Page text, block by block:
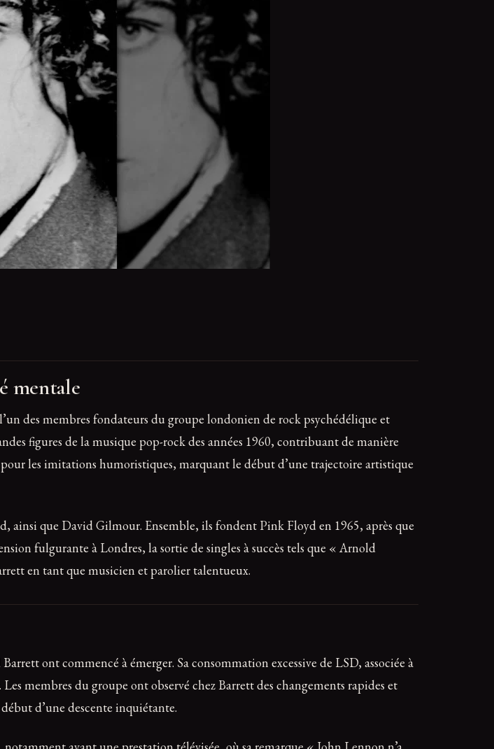
mentale
des membres fondateurs du groupe londonien de rock psychédélique et
figures de la musique pop-rock des années 1960, contribuant de manière
les imitations humoristiques, marquant le début d’une trajectoire artistique
ainsi que David Gilmour. Ensemble, ils fondent Pink Floyd en 1965, après que
fulgurante à Londres, la sortie de singles à succès tels que « Arnold
en tant que musicien et parolier talentueux.
ont commencé à émerger. Sa consommation excessive de LSD, associée à
membres du groupe ont observé chez Barrett des changements rapides et
d’une descente inquiétante.